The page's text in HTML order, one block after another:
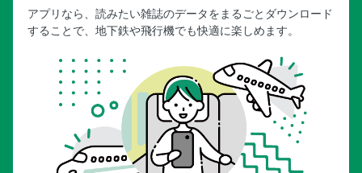
アプリなら、読みたい雑誌のデータをまるごとダウンロード
することで、地下鉄や飛行機でも快適に楽しめます。